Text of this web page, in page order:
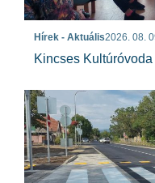
Hírek - Aktuális2026. 08.
Kincses